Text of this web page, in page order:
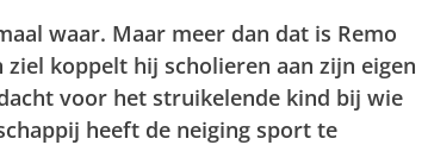
waar. Maar meer dan dat is Remo
koppelt hij scholieren aan zijn eigen
voor het struikelende kind bij wie
heeft de neiging sport te